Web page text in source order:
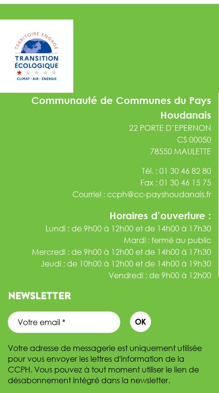
Communauté de Communes du Pays
Houdanais
22 PORTE D’EPERNON
CS 00050
78550 MAULETTE
Tél. : 01 30 46 82 80
Fax : 01 30 46 15 75
Courriel : ccph@cc-payshoudanais.fr
Horaires d’ouverture :
Lundi : de 9h00 à 12h00 et de 14h00 à 17h30
Mardi : fermé au public
Mercredi : de 9h00 à 12h00 et de 14h00 à 17h30
Jeudi : de 10h00 à 12h00 et de 14h00 à 19h30
Vendredi : de 9h00 à 12h00
NEWSLETTER
Votre adresse de messagerie est uniquement utilisée
pour vous envoyer les lettres d'information de la
CCPH. Vous pouvez à tout moment utiliser le lien de
désabonnement intégré dans la newsletter.